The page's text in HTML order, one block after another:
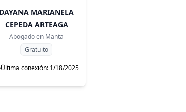
DAYANA MARIANELA
CEPEDA ARTEAGA
Abogado en Manta
Gratuito
Última conexión: 1/18/2025